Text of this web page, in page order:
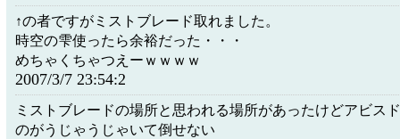
↑の者ですがミストブレード取れました。
時空の雫使ったら余裕だった・・・
めちゃくちゃつえーｗｗｗｗ
2007/3/7 23:54:2
ミストブレードの場所と思われる場所があったけどアビス
のがうじゃうじゃいて倒せない